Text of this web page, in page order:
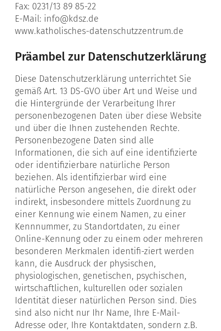
Fax: 0231/13 89 85-22
E-Mail: info@kdsz.de
www.katholisches-datenschutzzentrum.de
Präambel zur Datenschutzerklärung
Diese Datenschutzerklärung unterrichtet Sie
gemäß Art. 13 DS-GVO über Art und Weise und
die Hintergründe der Verarbeitung Ihrer
personenbezogenen Daten über diese Website
und über die Ihnen zustehenden Rechte.
Personenbezogene Daten sind alle
Informationen, die sich auf eine identifizierte
oder identifizierbare natürliche Person
beziehen. Als identifizierbar wird eine
natürliche Person angesehen, die direkt oder
indirekt, insbesondere mittels Zuordnung zu
einer Kennung wie einem Namen, zu einer
Kennnummer, zu Standortdaten, zu einer
Online-Kennung oder zu einem oder mehreren
besonderen Merkmalen identifi-ziert werden
kann, die Ausdruck der physischen,
physiologischen, genetischen, psychischen,
wirtschaftlichen, kulturellen oder sozialen
Identität dieser natürlichen Person sind. Dies
sind also nicht nur Ihr Name, Ihre E-Mail-
Adresse oder‚ Ihre Kontaktdaten, sondern z.B.